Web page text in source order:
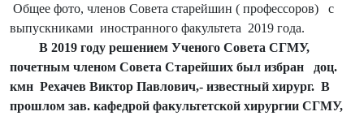
Общее фото, членов Совета старейшин ( профессоров) с
выпускниками иностранного факультета 2019 года.
В 2019 году решением Ученого Совета СГМУ,
почетным членом Совета Старейших был избран доц.
кмн Рехачев Виктор Павлович,- известный хирург. В
прошлом зав. кафедрой факультетской хирургии СГМУ,